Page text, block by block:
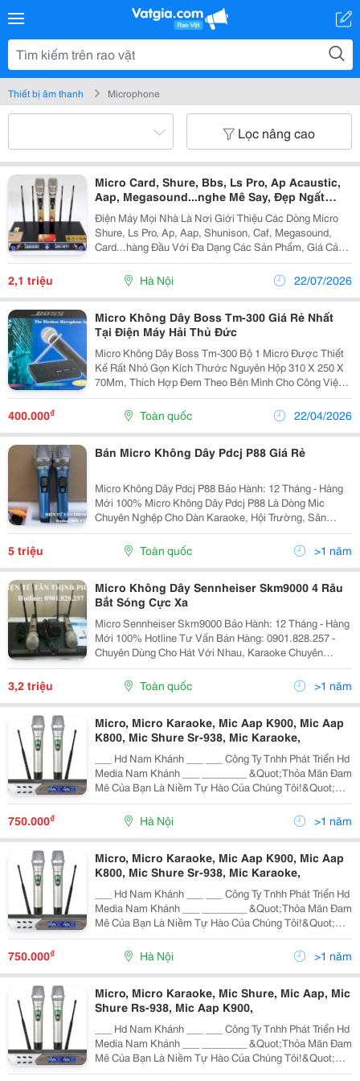
Thiết bị âm thanh Microphone
Lọc nâng cao
Micro Card, Shure, Bbs, Ls Pro, Ap Acaustic,
Aap, Megasound...nghe Mê Say, Đẹp Ngất
Ngây
Điện Máy Mọi Nhà Là Nơi Giới Thiệu Các Dòng Micro
Shure, Ls Pro, Ap, Aap, Shunison, Caf, Megasound,
Card...hàng Đầu Với Đa Dạng Các Sản Phẩm, Giá Cả
Hợp Lý, Vận Chuyển Và Lắp Đặt Nhanh Chóng Mang
Đến Cho Khách Hàng Sự Tiên Lợi Nhất. Micro Shure...
2,1 triệu Hà Nội 22/07/2026
Micro Không Dây Boss Tm-300 Giá Rẻ Nhất
Tại Điện Máy Hải Thủ Đức
Micro Không Dây Boss Tm-300 Bộ 1 Micro Được Thiết
Kế Rất Nhỏ Gọn Kích Thước Nguyên Hộp 310 X 250 X
70Mm, Thích Hợp Đem Theo Bên Mình Cho Công Việc
Có Tính Chất Cơ Động, Như Ca Hát, Chạy Sô, Hội Họp,
Thuyết Trình, Giảng Dạy. Micro Boss Tm-300 Vừa T
400.000₫ Toàn quốc 22/04/2026
Bán Micro Không Dây Pdcj P88 Giá Rẻ
Micro Không Dây Pdcj P88 Bảo Hành: 12 Tháng - Hàng
Mới 100% Micro Không Dây Pdcj P88 Là Dòng Mic
Chuyên Nghệp Cho Dàn Karaoke, Hội Trường, Sân
Khấu Biểu Diễn, Chương Trình Ca Nhạc&Hellip;Micro
Không Dây Pdcj P88 Được Trang Bị Nhiề
5 triệu Toàn quốc >1 năm
Micro Không Dây Sennheiser Skm9000 4 Râu
Bắt Sóng Cực Xa
Micro Sennheiser Skm9000 Bảo Hành: 12 Tháng - Hàng
Mới 100% Hotline Tư Vấn Bán Hàng: 0901.828.257 -
Chuyên Dùng Cho Hát Với Nhau, Karaoke Chuyên
Nghiệp Và Gia Đình, Hội Trường, Kịch Nói, Giảng
Dạy&Hellip; - Màn Hình Hiển Thị Lcd. - Đáp Ứng...
3,2 triệu Toàn quốc >1 năm
Micro, Micro Karaoke, Mic Aap K900, Mic Aap
K800, Mic Shure Sr-938, Mic Karaoke,
___ Hd Nam Khánh ___ ___ Công Ty Tnhh Phát Triển Hd
Media Nam Khánh ___ ________ &Quot;Thỏa Mãn Đam
Mê Của Bạn Là Niềm Tự Hào Của Chúng Tôi!&Quot;
________ Chuyên Cung Cấp Thiết Bị, Hệ Thống Xem
Phim Giải Trí. Đầu Phát Hd | Hd Player | Máy Chiếu | Chép
Phim Hd
750.000₫ Hà Nội >1 năm
Micro, Micro Karaoke, Mic Aap K900, Mic Aap
K800, Mic Shure Sr-938, Mic Karaoke,
___ Hd Nam Khánh ___ ___ Công Ty Tnhh Phát Triển Hd
Media Nam Khánh ___ ________ &Quot;Thỏa Mãn Đam
Mê Của Bạn Là Niềm Tự Hào Của Chúng Tôi!&Quot;
________ Chuyên Cung Cấp Thiết Bị, Hệ Thống Xem
Phim Giải Trí. Đầu Phát Hd | Hd Player | Máy Chiếu | Chép
Phim Hd
750.000₫ Hà Nội >1 năm
Micro, Micro Karaoke, Mic Shure, Mic Aap, Mic
Shure Rs-938, Mic Aap K900,
___ Hd Nam Khánh ___ ___ Công Ty Tnhh Phát Triển Hd
Media Nam Khánh ___ ________ &Quot;Thỏa Mãn Đam
Mê Của Bạn Là Niềm Tự Hào Của Chúng Tôi!&Quot;
________ Chuyên Cung Cấp Thiết Bị, Hệ Thống Xem